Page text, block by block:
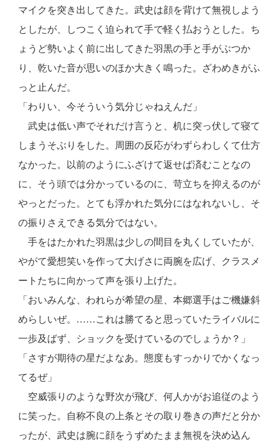
マイクを突き出してきた。武史は顔を背けて無視しよう
としたが、しつこく迫られて手で軽く払おうとした。ち
ょうど勢いよく前に出してきた羽黒の手と手がぶつか
り、乾いた音が思いのほか大きく鳴った。ざわめきがふ
っと止んだ。
「わりい、今そういう気分じゃねえんだ」
武史は低い声でそれだけ言うと、机に突っ伏して寝て
しまうそぶりをした。周囲の反応がわずらわしくて仕方
なかった。以前のようにふざけて返せば済むことなの
に、そう頭では分かっているのに、苛立ちを抑えるのが
やっとだった。とても浮かれた気分にはなれないし、そ
の振りさえできる気分ではない。
手をはたかれた羽黒は少しの間目を丸くしていたが、
やがて愛想笑いを作って大げさに両腕を広げ、クラスメ
ートたちに向かって声を張り上げた。
「おいみんな、われらが希望の星、本郷選手はご機嫌斜
めらしいぜ。……これは勝てると思っていたライバルに
一歩及ばず、ショックを受けているのでしょうか？」
「さすが期待の星だよなあ。態度もすっかりでかくなっ
てるぜ」
空威張りのような野次が飛び、何人かがお追従のよう
に笑った。自称不良の上条とその取り巻きの声だと分か
ったが、武史は腕に顔をうずめたまま無視を決め込ん